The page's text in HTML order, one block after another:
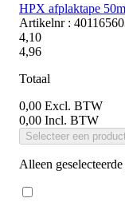
HPX afplaktape
Artikelnr :
4,10
4,96
Totaal
0,00 Excl. BTW
0,00 Incl. BTW
Selecteer een
Alleen